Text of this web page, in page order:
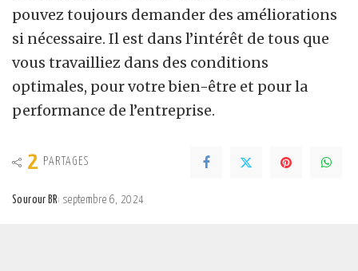
pouvez toujours demander des améliorations
si nécessaire. Il est dans l’intérêt de tous que
vous travailliez dans des conditions
optimales, pour votre bien-être et pour la
performance de l’entreprise.
2 PARTAGES
Sourour BR septembre 6, 2024